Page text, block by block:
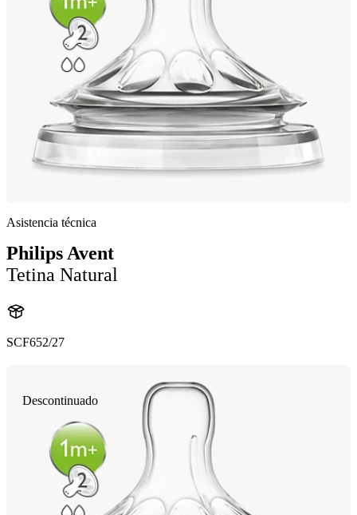
Asistencia técnica
Philips Avent
Tetina Natural
SCF652/27
Descontinuado